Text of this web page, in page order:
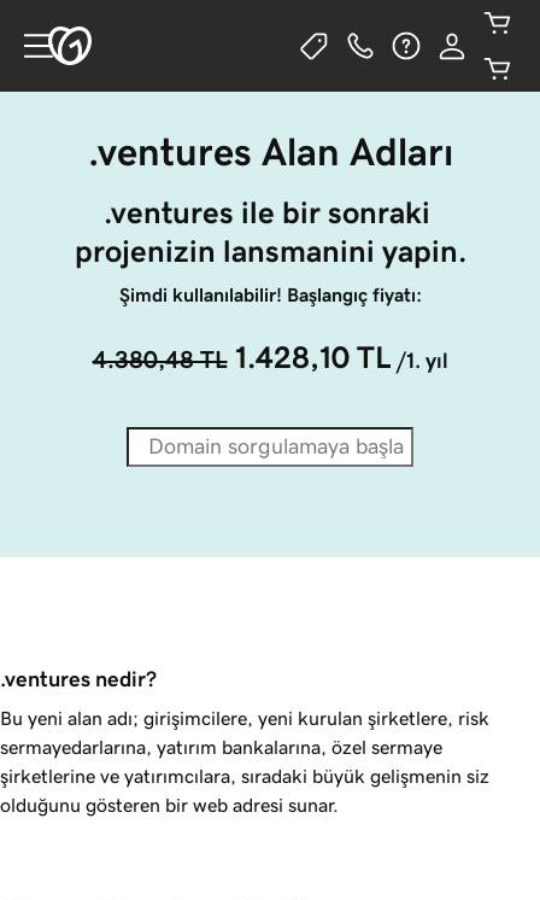
.ventures Alan Adları
.ventures ile bir sonraki
projenizin lansmanini yapin.
Şimdi kullanılabilir! Başlangıç fiyatı:
4.380,48 TL 1.428,10 TL /1. yıl
.ventures nedir?
Bu yeni alan adı; girişimcilere, yeni kurulan şirketlere, risk
sermayedarlarına, yatırım bankalarına, özel sermaye
şirketlerine ve yatırımcılara, sıradaki büyük gelişmenin siz
olduğunu gösteren bir web adresi sunar.